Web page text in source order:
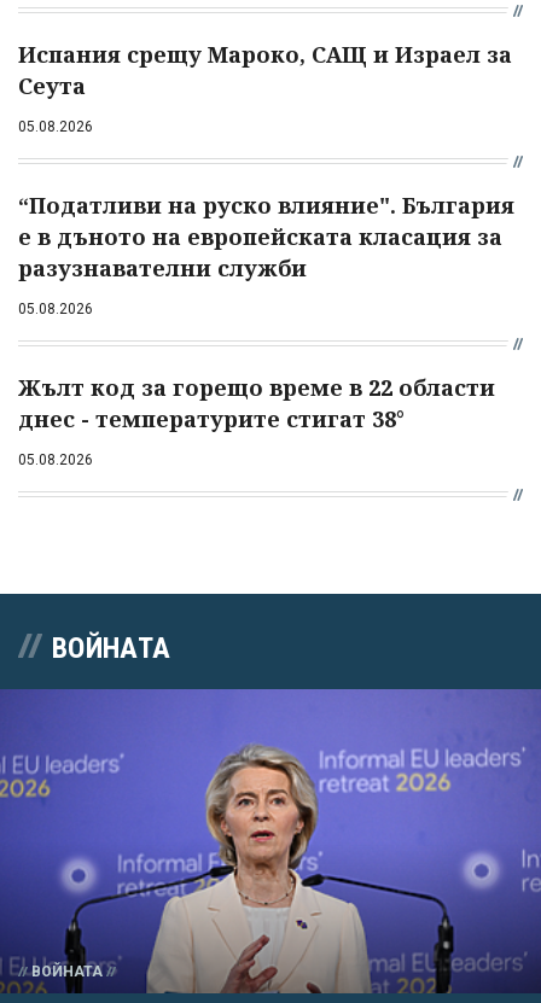
Испания срещу Мароко, САЩ и Израел за
Сеута
05.08.2026
“Податливи на руско влияние". България
е в дъното на европейската класация за
разузнавателни служби
05.08.2026
Жълт код за горещо време в 22 области
днес - температурите стигат 38°
05.08.2026
ВОЙНАТА
ВОЙНАТА